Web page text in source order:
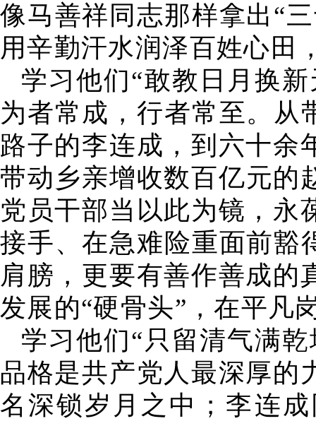
像马善祥同志那样拿出“
用辛勤汗水润泽百姓心田
学习他们“敢教日月换
为者常成，行者常至。从
路子的李连成，到六十余
带动乡亲增收数百亿元
党员干部当以此为镜，永
接手、在急难险重面前豁
肩膀，更要有善作善成的
发展的“硬骨头”，在平凡
学习他们“只留清气满
品格是共产党人最深厚的
名深锁岁月之中；李连